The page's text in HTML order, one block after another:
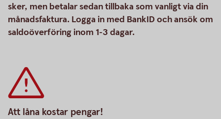
sker, men betalar sedan tillbaka som vanligt via din
månadsfaktura. Logga in med BankID och ansök om
saldoöverföring inom 1-3 dagar.
Att låna kostar pengar!